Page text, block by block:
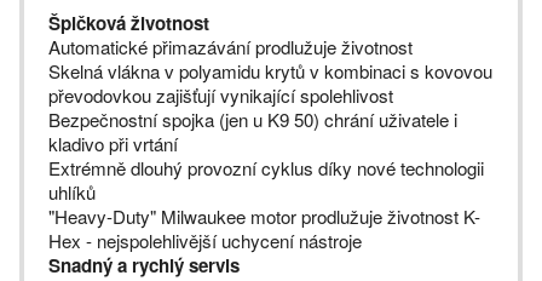
Špičková životnost
Automatické přimazávání prodlužuje životnost
Skelná vlákna v polyamidu krytů v kombinaci s kovovou
převodovkou zajišťují vynikající spolehlivost
Bezpečnostní spojka (jen u K9 50) chrání uživatele i
kladivo při vrtání
Extrémně dlouhý provozní cyklus díky nové technologii
uhlíků
"Heavy-Duty" Milwaukee motor prodlužuje životnost K-
Hex - nejspolehlivější uchycení nástroje
Snadný a rychlý servis